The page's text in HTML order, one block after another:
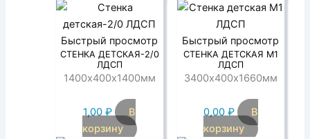
Быстрый просмотр
СТЕНКА ДЕТСКАЯ-2/0
ЛДСП
1400х400х1400мм
1,00₽
В
корзину
Быстрый просмотр
СТЕНКА ДЕТСКАЯ М1
ЛДСП
3400х400х1660мм
0,00 ₽
В
корзину